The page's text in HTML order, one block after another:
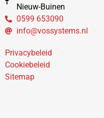
Nieuw-Buinen
0599 653090
info@vossystems.nl
Privacybeleid
Cookiebeleid
Sitemap